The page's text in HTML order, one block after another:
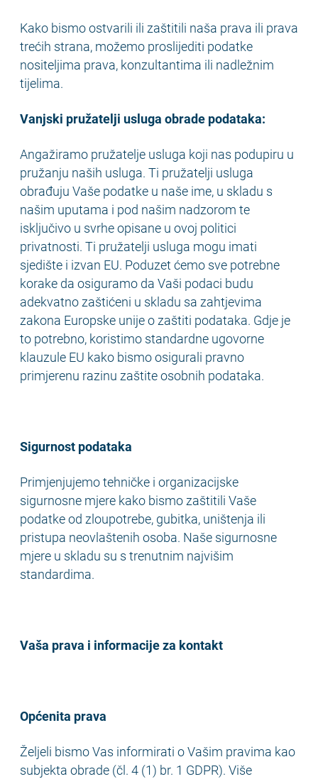
Kako bismo ostvarili ili zaštitili naša prava ili prava
trećih strana, možemo proslijediti podatke
nositeljima prava, konzultantima ili nadležnim
tijelima.
Vanjski pružatelji usluga obrade podataka:
Angažiramo pružatelje usluga koji nas podupiru u
pružanju naših usluga. Ti pružatelji usluga
obrađuju Vaše podatke u naše ime, u skladu s
našim uputama i pod našim nadzorom te
isključivo u svrhe opisane u ovoj politici
privatnosti. Ti pružatelji usluga mogu imati
sjedište i izvan EU. Poduzet ćemo sve potrebne
korake da osiguramo da Vaši podaci budu
adekvatno zaštićeni u skladu sa zahtjevima
zakona Europske unije o zaštiti podataka. Gdje je
to potrebno, koristimo standardne ugovorne
klauzule EU kako bismo osigurali pravno
primjerenu razinu zaštite osobnih podataka.
Sigurnost podataka
Primjenjujemo tehničke i organizacijske
sigurnosne mjere kako bismo zaštitili Vaše
podatke od zloupotrebe, gubitka, uništenja ili
pristupa neovlaštenih osoba. Naše sigurnosne
mjere u skladu su s trenutnim najvišim
standardima.
Vaša prava i informacije za kontakt
Općenita prava
Željeli bismo Vas informirati o Vašim pravima kao
subjekta obrade (čl. 4 (1) br. 1 GDPR). Više